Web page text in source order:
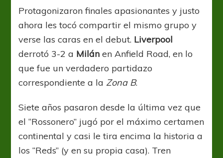
Protagonizaron finales apasionantes y justo
ahora les tocó compartir el mismo grupo y
verse las caras en el debut. Liverpool
derrotó 3-2 a Milán en Anfield Road, en lo
que fue un verdadero partidazo
correspondiente a la Zona B.
Siete años pasaron desde la última vez que
el “Rossonero” jugó por el máximo certamen
continental y casi le tira encima la historia a
los “Reds” (y en su propia casa). Tren